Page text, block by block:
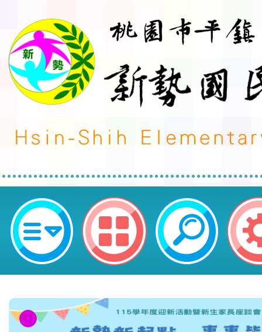
neilctes網站設計者：徐嘉裕